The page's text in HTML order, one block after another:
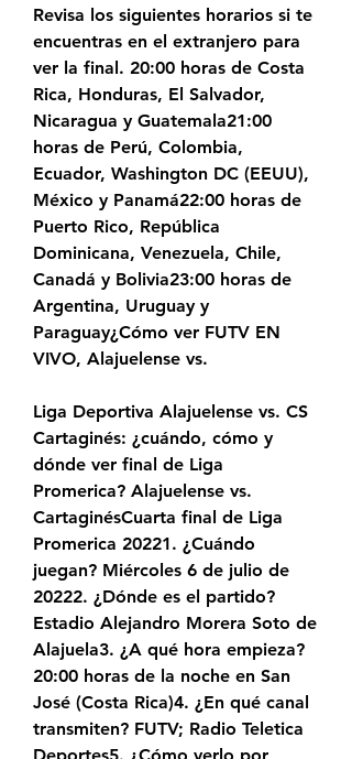
Revisa los siguientes horarios si te
encuentras en el extranjero para
ver la final. 20:00 horas de Costa
Rica, Honduras, El Salvador,
Nicaragua y Guatemala21:00
horas de Perú, Colombia,
Ecuador, Washington DC (EEUU),
México y Panamá22:00 horas de
Puerto Rico, República
Dominicana, Venezuela, Chile,
Canadá y Bolivia23:00 horas de
Argentina, Uruguay y
Paraguay¿Cómo ver FUTV EN
VIVO, Alajuelense vs.
Liga Deportiva Alajuelense vs. CS
Cartaginés: ¿cuándo, cómo y
dónde ver final de Liga
Promerica? Alajuelense vs.
CartaginésCuarta final de Liga
Promerica 20221. ¿Cuándo
juegan? Miércoles 6 de julio de
20222. ¿Dónde es el partido?
Estadio Alejandro Morera Soto de
Alajuela3. ¿A qué hora empieza?
20:00 horas de la noche en San
José (Costa Rica)4. ¿En qué canal
transmiten? FUTV; Radio Teletica